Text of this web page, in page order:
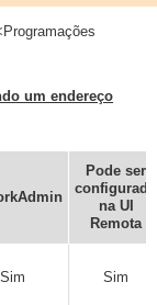
um endereço
Pode ser
configurado
na UI
Remota
Sim Sim